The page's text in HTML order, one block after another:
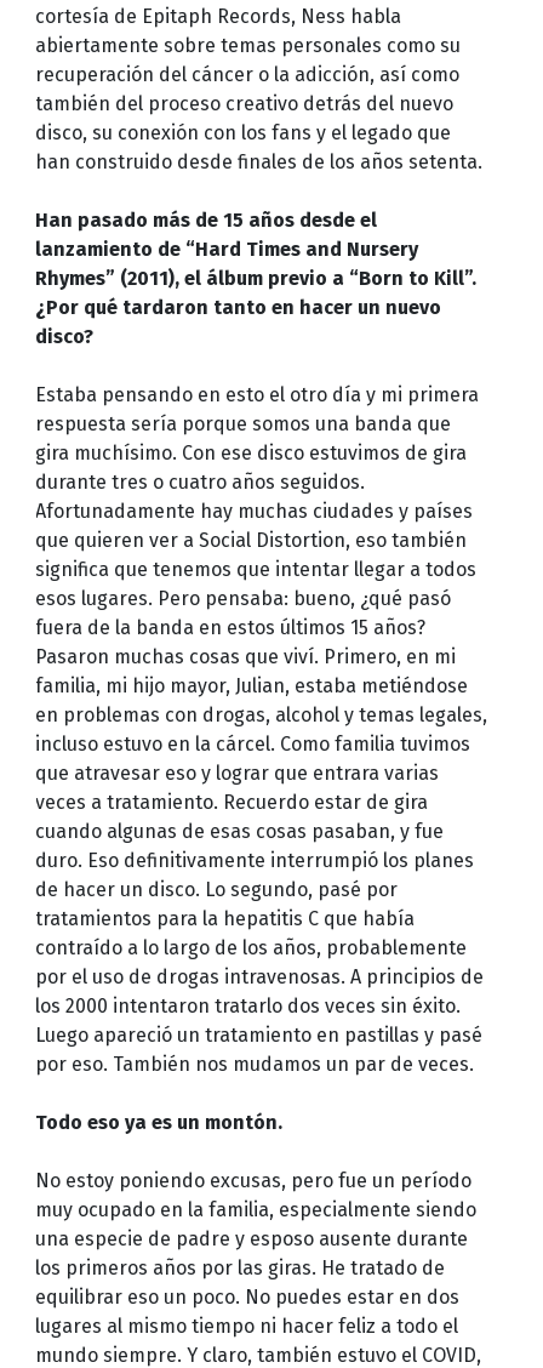
cortesía de Epitaph Records, Ness habla
abiertamente sobre temas personales como su
recuperación del cáncer o la adicción, así como
también del proceso creativo detrás del nuevo
disco, su conexión con los fans y el legado que
han construido desde finales de los años setenta.
Han pasado más de 15 años desde el
lanzamiento de “Hard Times and Nursery
Rhymes” (2011), el álbum previo a “Born to Kill”.
¿Por qué tardaron tanto en hacer un nuevo
disco?
Estaba pensando en esto el otro día y mi primera
respuesta sería porque somos una banda que
gira muchísimo. Con ese disco estuvimos de gira
durante tres o cuatro años seguidos.
Afortunadamente hay muchas ciudades y países
que quieren ver a Social Distortion, eso también
significa que tenemos que intentar llegar a todos
esos lugares. Pero pensaba: bueno, ¿qué pasó
fuera de la banda en estos últimos 15 años?
Pasaron muchas cosas que viví. Primero, en mi
familia, mi hijo mayor, Julian, estaba metiéndose
en problemas con drogas, alcohol y temas legales,
incluso estuvo en la cárcel. Como familia tuvimos
que atravesar eso y lograr que entrara varias
veces a tratamiento. Recuerdo estar de gira
cuando algunas de esas cosas pasaban, y fue
duro. Eso definitivamente interrumpió los planes
de hacer un disco. Lo segundo, pasé por
tratamientos para la hepatitis C que había
contraído a lo largo de los años, probablemente
por el uso de drogas intravenosas. A principios de
los 2000 intentaron tratarlo dos veces sin éxito.
Luego apareció un tratamiento en pastillas y pasé
por eso. También nos mudamos un par de veces.
Todo eso ya es un montón.
No estoy poniendo excusas, pero fue un período
muy ocupado en la familia, especialmente siendo
una especie de padre y esposo ausente durante
los primeros años por las giras. He tratado de
equilibrar eso un poco. No puedes estar en dos
lugares al mismo tiempo ni hacer feliz a todo el
mundo siempre. Y claro, también estuvo el COVID,